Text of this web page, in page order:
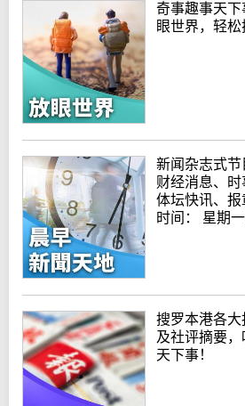
奇事趣事天
眼世界，轻松
新闻杂志式节
财经消息、时
体坛快讯、
时间： 星期
搜罗本港各
及社评摘要
天下事！